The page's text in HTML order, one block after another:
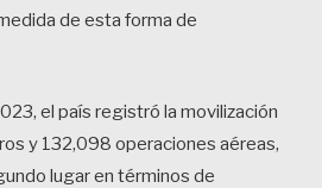
de esta forma de
el país registró la movilización
y 132,098 operaciones aéreas,
lugar en términos de